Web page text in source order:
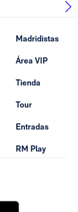
Madridistas
Área VIP
Tienda
Tour
Entradas
RM Play